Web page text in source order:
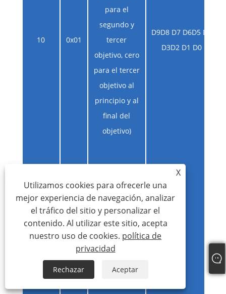
10 0x01
para el
segundo y
tercer
objetivo, cero
para el tercer
objetivo al
principio y al
final del
objetivo)
D9D8 D7 D6D5 D4
D3D2 D1 D0
X
Utilizamos cookies para ofrecerle una
mejor experiencia de navegación, analizar
el tráfico del sitio y personalizar el
contenido. Al utilizar este sitio, acepta
nuestro uso de cookies. política de
privacidad
Rechazar Aceptar